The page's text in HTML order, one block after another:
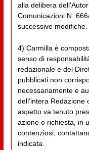
alla delibera
Comunicazioni N.
successive modifiche.
4) Carmilla è
senso di
redazionale e del
pubblicati non
necessariamente e
dell'intera Redazione
aspetto va tenuto
azione o richiesta, in
contenziosi,
indicata.